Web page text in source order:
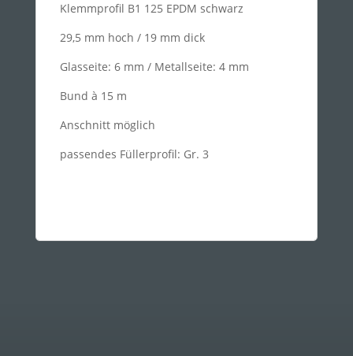
Klemmprofil B1 125 EPDM schwarz
29,5 mm hoch / 19 mm dick
Glasseite: 6 mm / Metallseite: 4 mm
Bund à 15 m
Anschnitt möglich
passendes Füllerprofil: Gr. 3